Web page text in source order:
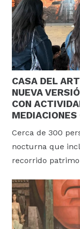
CASA DEL
NUEVA
CON
MEDIACIONES
Cerca de 300
nocturna que
recorrido